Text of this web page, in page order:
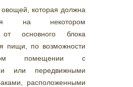
овощей, которая должна
на некотором
от основного блока
пищи, по возможности
помещении с
или передвижными
расположенными